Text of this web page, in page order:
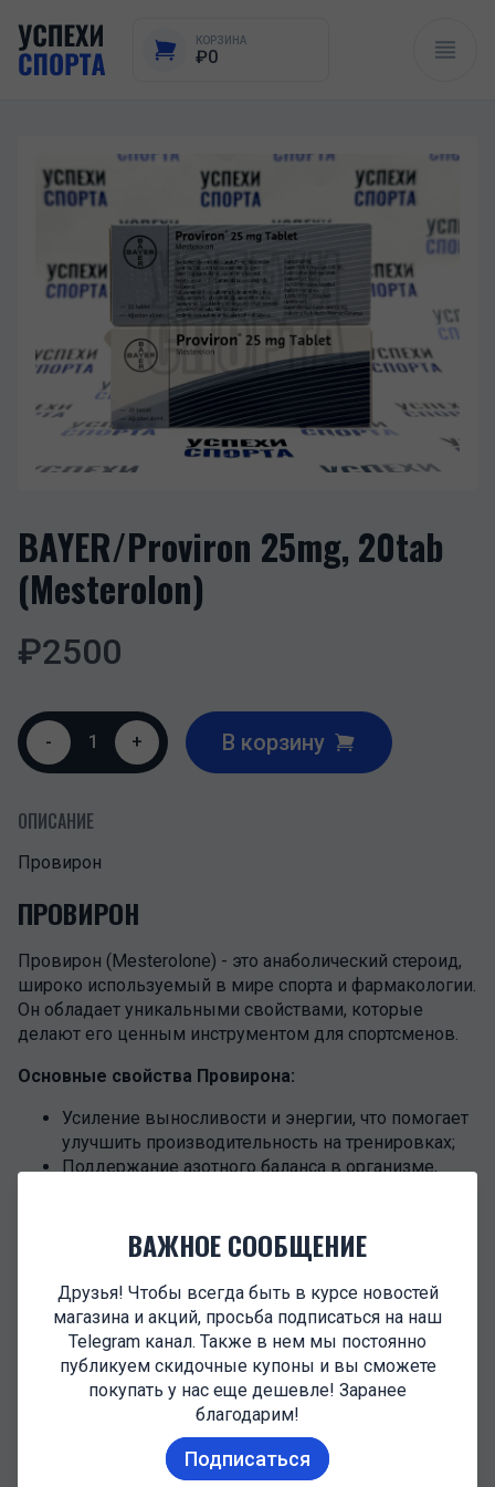
ВАЖНОЕ СООБЩЕНИЕ
Друзья! Чтобы всегда быть в курсе новостей
магазина и акций, просьба подписаться на наш
Telegram канал. Также в нем мы постоянно
публикуем скидочные купоны и вы сможете
покупать у нас еще дешевле! Заранее
благодарим!
Подписаться
КОРЗИНА
₽0
BAYER/Proviron 25mg, 20tab
(Mesterolon)
₽2500
- 1 + В корзину
ОПИСАНИЕ
Провирон
ПРОВИРОН
Провирон (Mesterolone) - это анаболический стероид,
широко используемый в мире спорта и фармакологии.
Он обладает уникальными свойствами, которые
делают его ценным инструментом для спортсменов.
Основные свойства Провирона:
Усиление выносливости и энергии, что помогает
улучшить производительность на тренировках;
Поддержание азотного баланса в организме,
снижает риск водяного задержания и
Улучшение общего самочувствия и настроения.
Период полураспада Провирона короткий и
составляет около 12 часов, что требует ежедневных
дозировок.
Средние ежедневные дозировки для спортсменов:
Для мужчин: 25-50 мг в день, разделенных на